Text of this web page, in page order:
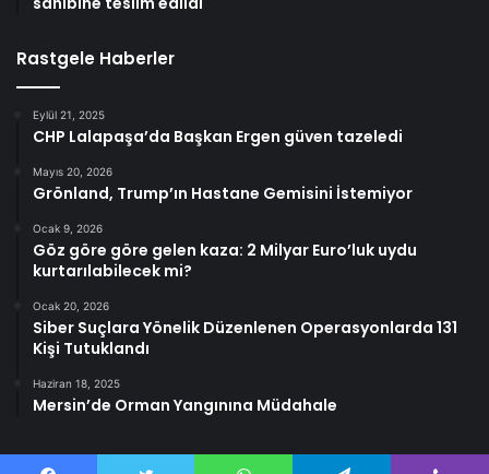
Rastgele Haberler
Eylül 21, 2025
CHP Lalapaşa’da Başkan Ergen güven tazeledi
Mayıs 20, 2026
Grönland, Trump’ın Hastane Gemisini İstemiyor
Ocak 9, 2026
Göz göre göre gelen kaza: 2 Milyar Euro’luk uydu
kurtarılabilecek mi?
Ocak 20, 2026
Siber Suçlara Yönelik Düzenlenen Operasyonlarda 131
Kişi Tutuklandı
Haziran 18, 2025
Mersin’de Orman Yangınına Müdahale